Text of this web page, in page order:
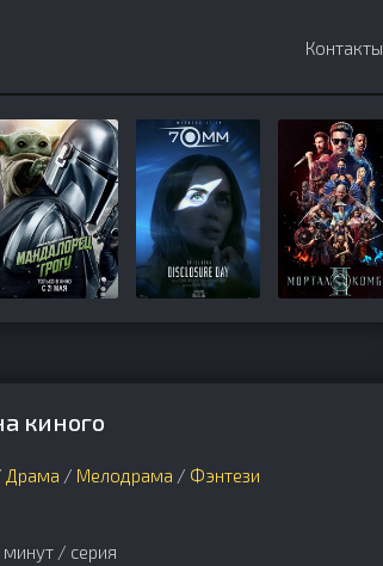
Контакты
киного
Драма / Мелодрама / Фэнтези
минут / серия